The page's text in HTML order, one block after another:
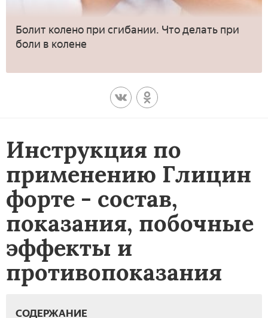
Болит колено при сгибании. Что делать при
боли в колене
Инструкция по
применению Глицин
форте - состав,
показания, побочные
эффекты и
противопоказания
СОДЕРЖАНИЕ